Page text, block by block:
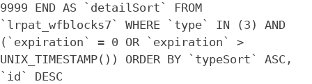
9999 END AS `detailSort` FROM
`lrpat_wfblocks7` WHERE `type` IN (3) AND
(`expiration` = 0 OR `expiration` >
UNIX_TIMESTAMP()) ORDER BY `typeSort` ASC,
`id` DESC